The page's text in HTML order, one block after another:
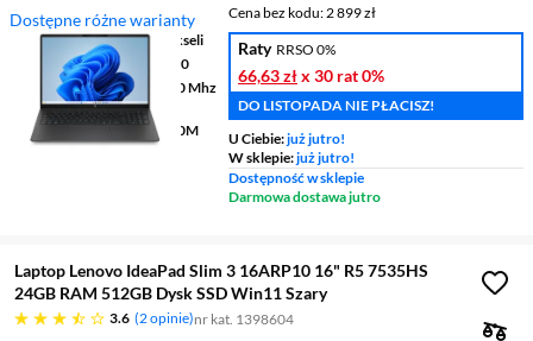
Dostępne różne warianty
Ekran 16 ", 1920 x 1200 pikseli
Procesor AMD Ryzen™ 5 40
8 GB LPDDR5 5500 Mhz
RAM
Grafika AMD Radeon™ 610M
Graphics
Cena bez kodu: 2 899 zł
Cena bez kodu: 2 899 zł
Raty RRSO 0%
66,63 złx 30 rat0%
DO LISTOPADA NIE PŁACISZ!
U Ciebie:już jutro!
W sklepie:już jutro!
Dostępność w sklepie
Darmowa dostawa jutro
Laptop Lenovo IdeaPad Slim 3 16ARP10 16" R5 7535HS
24GB RAM 512GB Dysk SSD Win11 Szary
3.6
3.6 gwiazdek 2 opinie nr kat. 1398604